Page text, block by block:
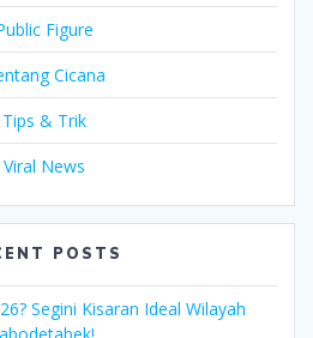
Figure
Cicana
Tips & Trik
Viral News
POSTS
Segini Kisaran Ideal Wilayah